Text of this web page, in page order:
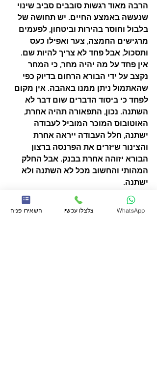
הרבה מאוד רגשות סובבים סביב שינוי
שנעשה באמצע החיים. יש תחושה של
בלבול וחוסר בהירות וביטחון, לפעמים
מרגישים החמצה, צער ואפילו כעס
ותסכול, אבל פחד לא צריך להיות שם.
אין פחד על מה יהיה מחר, כי המחר
נקצב על ידי הבורא הרחום בדיוק כפי
שהאתמול ניתן ממנו באהבה. אין מקום
לפחד כי ביסוד הדברים שום דבר לא
השתנה. נכון, התפאורה תהיה אחרת,
האוטובוס המוכר המוביל לעבודה
ישתנה, חלל העבודה ייראה אחרת
והצינור שיזרים את הפרנסה ברצון
הבורא יזוהה אחרת בבנק. אבל החלק
המהותי והחשוב מכל לא השתנה ולא
ישתנה.
עדיין, המעסיק שלי הוא אבא שלי. עדיין,
הבוס שלי הוא המלך שלי.
השאירו פניה צלצלו עכשיו WhatsApp